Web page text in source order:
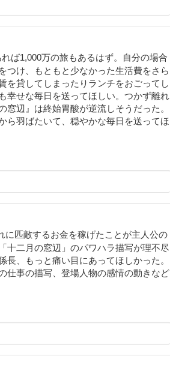
ば1,000万の旅もあるはず。自分の場合
つけ、もともと少なかった生活費をさら
を貸してしまったりランチをおごってし
幸せな毎日を送ってほしい。つかず離れ
辺』は終始胃酸が逆流しそうだった。
ら羽ばたいて、穏やかな毎日を送ってほ
匹敵するお金を稼げたことが主人公の
十二月の窓辺」のパワハラ描写が理不尽
、もっと痛い目にあってほしかった。
仕事の描写、登場人物の感情の動きなど